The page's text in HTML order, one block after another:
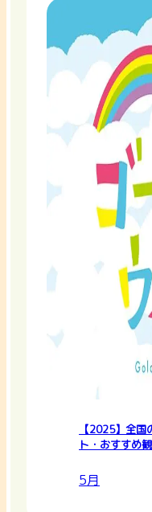
【2025】全
ト・おすすめ
5月